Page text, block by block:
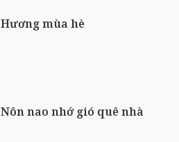
Hương mùa hè
Nôn nao nhớ gió quê nhà